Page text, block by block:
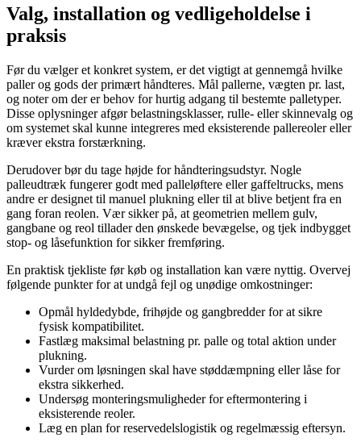
Valg, installation og vedligeholdelse i
praksis
Før du vælger et konkret system, er det vigtigt at gennemgå hvilke
paller og gods der primært håndteres. Mål pallerne, vægten pr. last,
og noter om der er behov for hurtig adgang til bestemte palletyper.
Disse oplysninger afgør belastningsklasser, rulle- eller skinnevalg og
om systemet skal kunne integreres med eksisterende pallereoler eller
kræver ekstra forstærkning.
Derudover bør du tage højde for håndteringsudstyr. Nogle
palleudtræk fungerer godt med palleløftere eller gaffeltrucks, mens
andre er designet til manuel plukning eller til at blive betjent fra en
gang foran reolen. Vær sikker på, at geometrien mellem gulv,
gangbane og reol tillader den ønskede bevægelse, og tjek indbygget
stop- og låsefunktion for sikker fremføring.
En praktisk tjekliste før køb og installation kan være nyttig. Overvej
følgende punkter for at undgå fejl og unødige omkostninger:
Opmål hyldedybde, frihøjde og gangbredder for at sikre
fysisk kompatibilitet.
Fastlæg maksimal belastning pr. palle og total aktion under
plukning.
Vurder om løsningen skal have støddæmpning eller låse for
ekstra sikkerhed.
Undersøg monteringsmuligheder for eftermontering i
eksisterende reoler.
Læg en plan for reservedelslogistik og regelmæssig eftersyn.